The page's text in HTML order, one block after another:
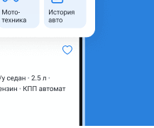
Астана, Акмолинская
2013 - 2018 1 поколение
Седан